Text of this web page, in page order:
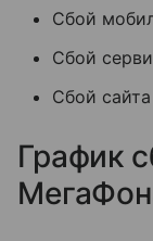
Сбой
Сбой
Сбой
График